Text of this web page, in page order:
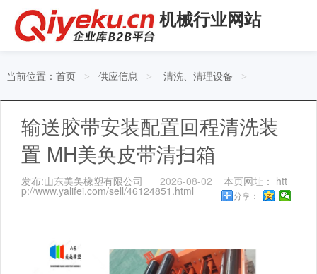
机械行业网站
当前位置： 首页 > 供应信息 > 清洗、清理设备 >
输送胶带安装配置回程清洗装
置 MH美奂皮带清扫箱
发布:山东美奂橡塑有限公司 2026-08-02 本页网址： htt
p://www.yalifei.com/sell/46124851.html 分享：